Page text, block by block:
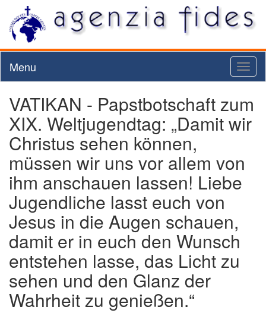
Menu
VATIKAN - Papstbotschaft zum
XIX. Weltjugendtag: „Damit wir
Christus sehen können,
müssen wir uns vor allem von
ihm anschauen lassen! Liebe
Jugendliche lasst euch von
Jesus in die Augen schauen,
damit er in euch den Wunsch
entstehen lasse, das Licht zu
sehen und den Glanz der
Wahrheit zu genießen.“